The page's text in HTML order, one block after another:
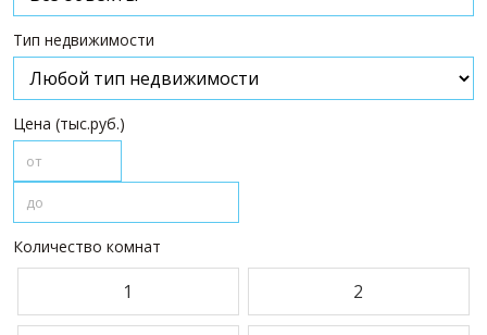
ПАРТНЕРЫ
О НАС
Отзывы о нас на Флампе
Тип недвижимости
Цена (тыс.руб.)
Количество комнат
1 2